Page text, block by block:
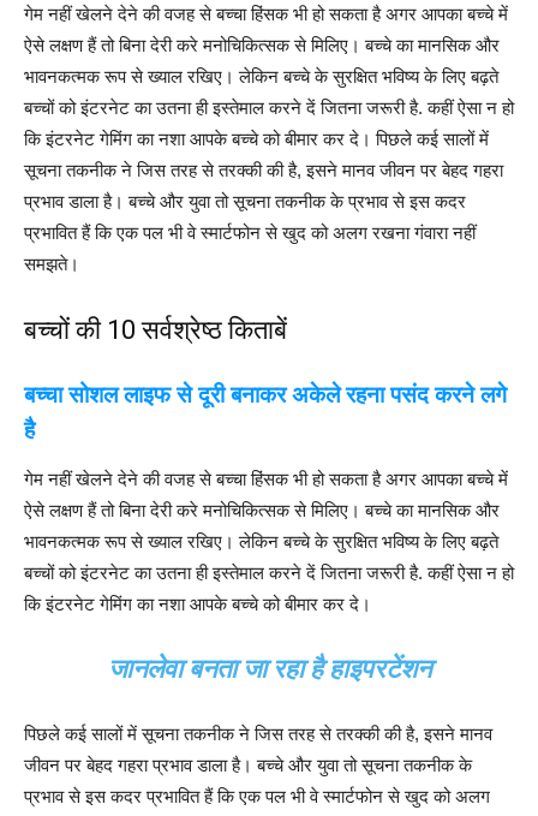
गेम नहीं खेलने देने की वजह से बच्चा हिंसक भी हो सकता है अगर आपका बच्चे में
ऐसे लक्षण हैं तो बिना देरी करे मनोचिकित्सक से मिलिए। बच्चे का मानसिक और
भावनकत्मक रूप से ख्याल रखिए। लेकिन बच्चे के सुरक्षित भविष्य के लिए बढ़ते
बच्चों को इंटरनेट का उतना ही इस्तेमाल करने दें जितना जरूरी है. कहीं ऐसा न हो
कि इंटरनेट गेमिंग का नशा आपके बच्चे को बीमार कर दे। पिछले कई सालों में
सूचना तकनीक ने जिस तरह से तरक्की की है, इसने मानव जीवन पर बेहद गहरा
प्रभाव डाला है। बच्चे और युवा तो सूचना तकनीक के प्रभाव से इस कदर
प्रभावित हैं कि एक पल भी वे स्मार्टफोन से खुद को अलग रखना गंवारा नहीं
समझते।
बच्चों की 10 सर्वश्रेष्ठ किताबें
बच्चा सोशल लाइफ से दूरी बनाकर अकेले रहना पसंद करने लगे
है
गेम नहीं खेलने देने की वजह से बच्चा हिंसक भी हो सकता है अगर आपका बच्चे में
ऐसे लक्षण हैं तो बिना देरी करे मनोचिकित्सक से मिलिए। बच्चे का मानसिक और
भावनकत्मक रूप से ख्याल रखिए। लेकिन बच्चे के सुरक्षित भविष्य के लिए बढ़ते
बच्चों को इंटरनेट का उतना ही इस्तेमाल करने दें जितना जरूरी है. कहीं ऐसा न हो
कि इंटरनेट गेमिंग का नशा आपके बच्चे को बीमार कर दे।
जानलेवा बनता जा रहा है हाइपरटेंशन
पिछले कई सालों में सूचना तकनीक ने जिस तरह से तरक्की की है, इसने मानव
जीवन पर बेहद गहरा प्रभाव डाला है। बच्चे और युवा तो सूचना तकनीक के
प्रभाव से इस कदर प्रभावित हैं कि एक पल भी वे स्मार्टफोन से खुद को अलग